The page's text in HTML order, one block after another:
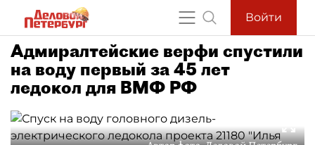
Войти
Адмиралтейские верфи спустили
на воду первый за 45 лет
ледокол для ВМФ РФ